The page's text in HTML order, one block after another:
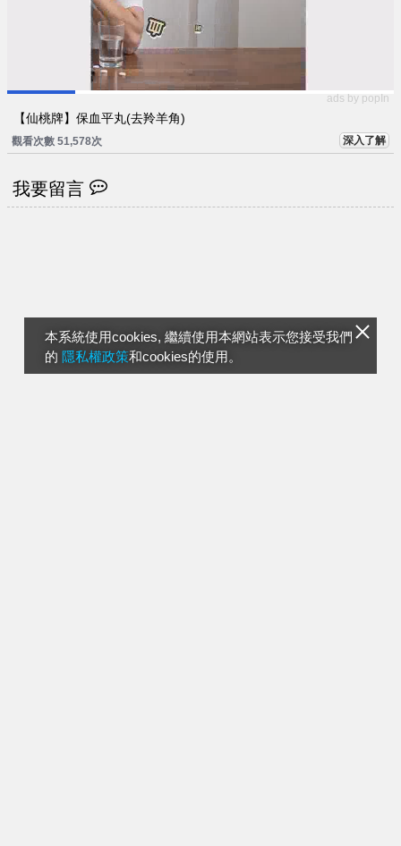
本系統使用cookies, 繼續使用本網站表示您接受我們
的 隱私權政策和cookies的使用。
ads by popIn
【仙桃牌】保血平丸(去羚羊角)
觀看次數 51,578次 深入了解
我要留言